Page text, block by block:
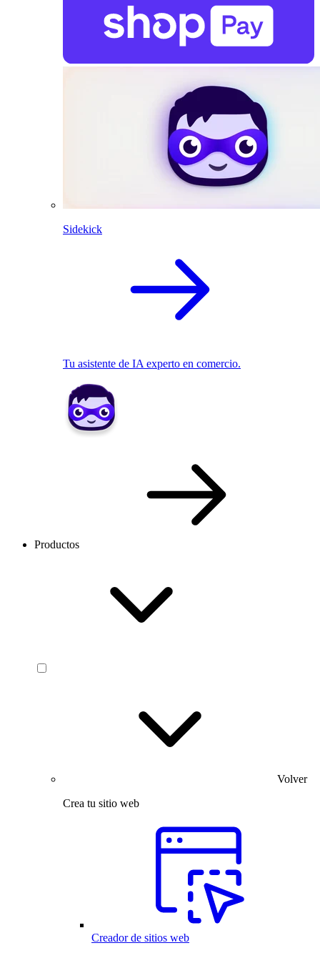
Sidekick
Tu asistente de IA experto en comercio.
Productos
Volver
Crea tu sitio web
Creador de sitios web